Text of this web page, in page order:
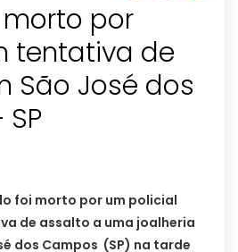
por
tentativa de
São José dos
foi morto por um policial
de assalto a uma joalheria
dos Campos (SP) na tarde